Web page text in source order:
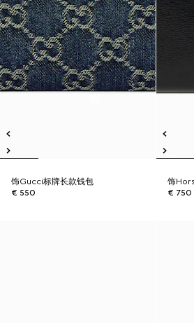
饰Gucci标牌长款钱包
€ 550
饰
€ 750